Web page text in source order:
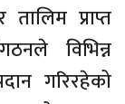
प्राप्त
विभिन्न
गरिरहेको